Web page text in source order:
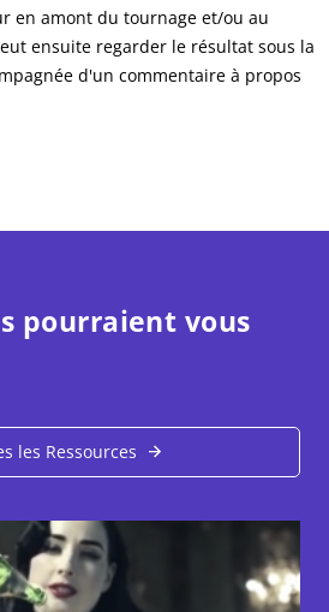
en amont du tournage et/ou au
ensuite regarder le résultat sous la
d'un commentaire à propos
pourraient vous
les Ressources